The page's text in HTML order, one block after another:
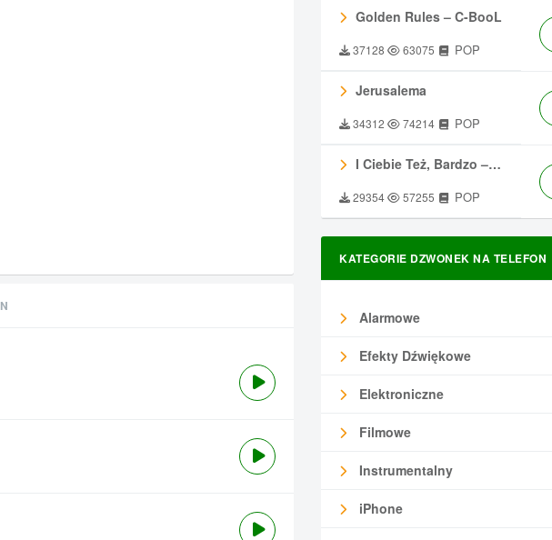
Golden Rules – C-BooL
37128 63075 POP
Jerusalema
34312 74214 POP
I Ciebie Też, Bardzo – Męskie Granie
29354 57255 POP
KATEGORIE DZWONEK NA TELEFON
Alarmowe
Efekty Dźwiękowe
Elektroniczne
Filmowe
Instrumentalny
iPhone